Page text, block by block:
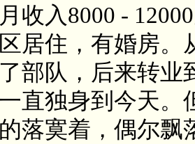
收入8000 -
区居住，有婚房
部队，后来转业
直独身到今天。
落寞着，偶尔